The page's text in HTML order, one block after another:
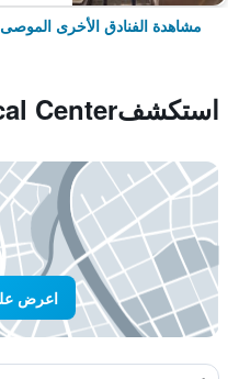
مشاهدة الفنادق الأخرى الموصى
استكشفHistorical Center, روما
اعرض